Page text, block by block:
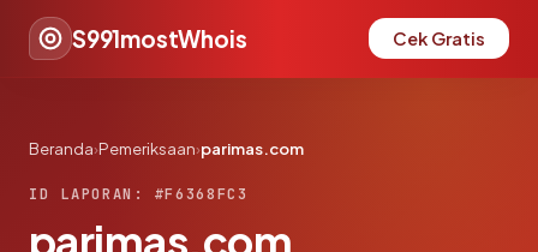
S991mostWhois Cek Gratis
Beranda›Pemeriksaan›parimas.com
ID LAPORAN: #F6368FC3
parimas.com